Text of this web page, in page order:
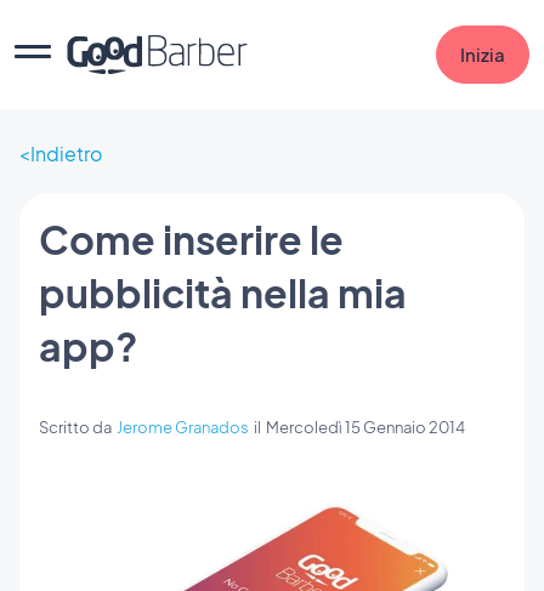
Inizia
Indietro
Come inserire le
pubblicità nella mia
app?
Scritto da Jerome Granados il Mercoledì 15 Gennaio 2014